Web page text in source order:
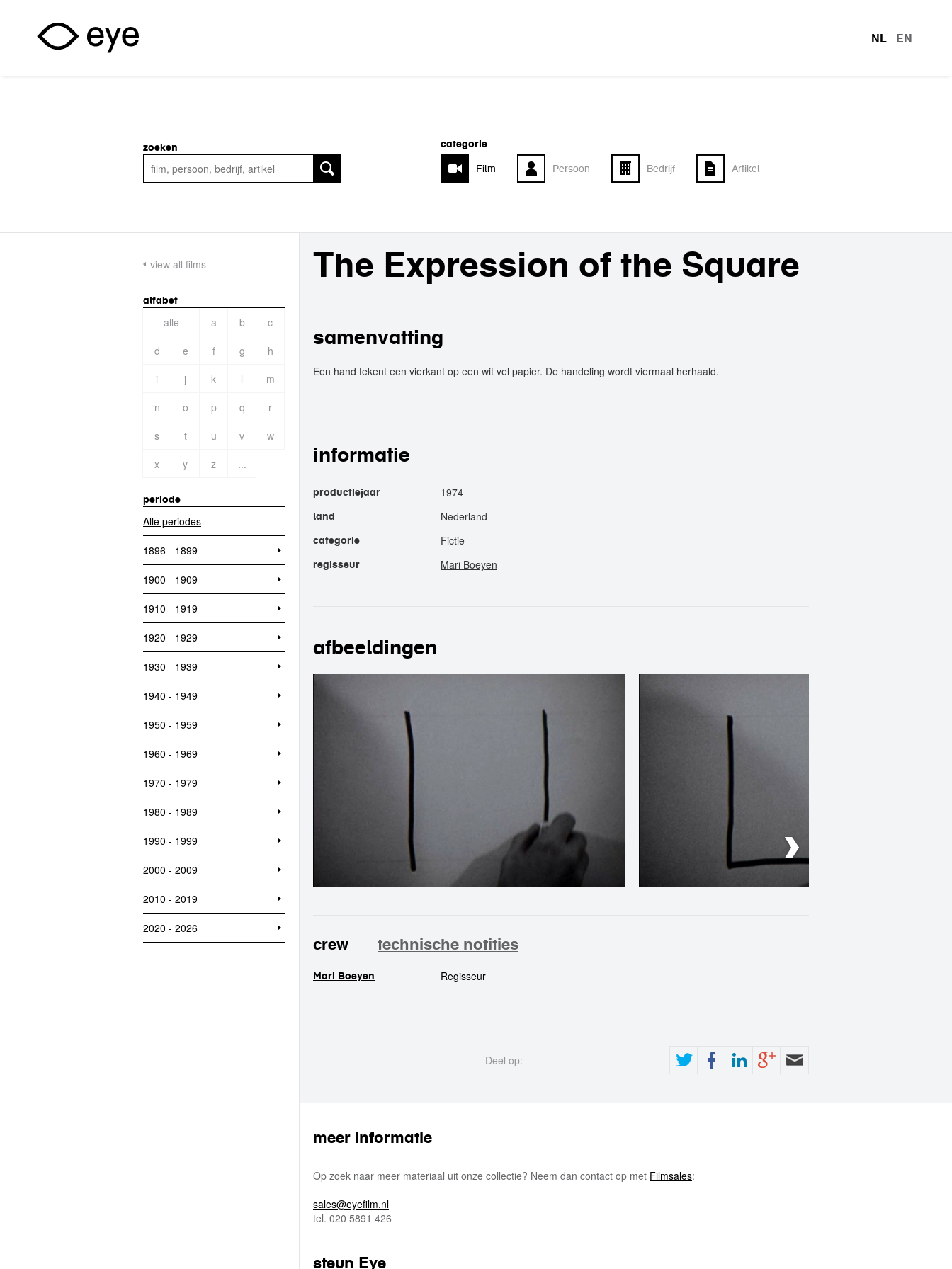
NL EN
categorie
Film
Persoon Bedrijf Artikel
zoeken
view all films
alfabet
alle a b
c
d
e f g
h
i
j k l
m
n
o p q
r
s
t u v
w
x
y z ...
periode
Alle periodes
1896 - 1899
1900 - 1909
1910 - 1919
1920 - 1929
1930 - 1939
1940 - 1949
1950 - 1959
1960 - 1969
1970 - 1979
1980 - 1989
1990 - 1999
2000 - 2009
2010 - 2019
2020 - 2026
The Expression of the Square
samenvatting
Een hand tekent een vierkant op een wit vel papier. De handeling wordt viermaal herhaald.
informatie
productiejaar 1974
land Nederland
categorie Fictie
regisseur Mari Boeyen
afbeeldingen
crew technische notities
Mari Boeyen Regisseur
Deel op:
meer informatie
Op zoek naar meer materiaal uit onze collectie? Neem dan contact op met Filmsales:
sales@eyefilm.nl
tel. 020 5891 426
steun Eye